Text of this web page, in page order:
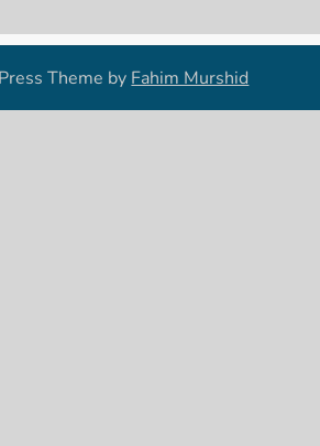
Theme byFahim Murshid